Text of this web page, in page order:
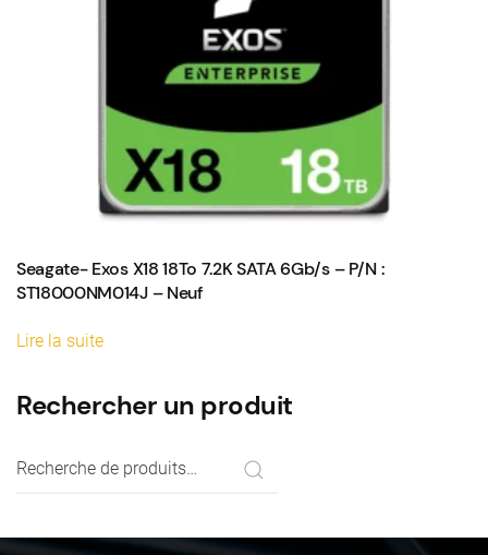
Seagate- Exos X18 18To 7.2K SATA 6Gb/s – P/N :
ST18000NM014J – Neuf
Lire la suite
Rechercher un produit
Recherche